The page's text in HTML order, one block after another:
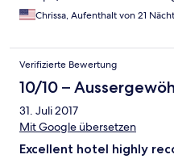
terrace is big and offers good
clean this hotel is, along with
Finikounta.
Chrissa, Aufenthalt von 21
Verifizierte Bewertung
10/10 –
31. Juli 2017
Mit Google übersetzen
Excellent hotel highly